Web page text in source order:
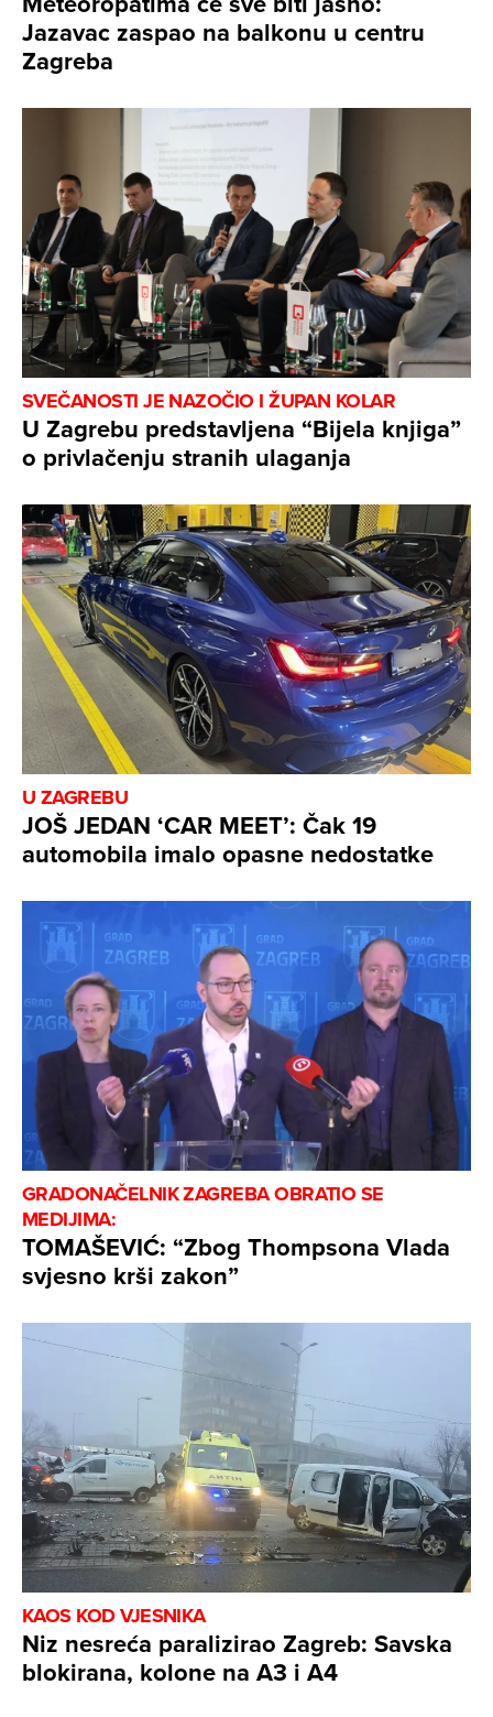
Jazavac zaspao na balkonu u centru
Zagreba
SVEČANOSTI JE NAZOČIO I ŽUPAN KOLAR
U Zagrebu predstavljena “Bijela knjiga”
o privlačenju stranih ulaganja
U ZAGREBU
JOŠ JEDAN ‘CAR MEET’: Čak 19
automobila imalo opasne nedostatke
GRADONAČELNIK ZAGREBA OBRATIO SE
MEDIJIMA:
TOMAŠEVIĆ: “Zbog Thompsona Vlada
svjesno krši zakon”
KAOS KOD VJESNIKA
Niz nesreća paralizirao Zagreb: Savska
blokirana, kolone na A3 i A4